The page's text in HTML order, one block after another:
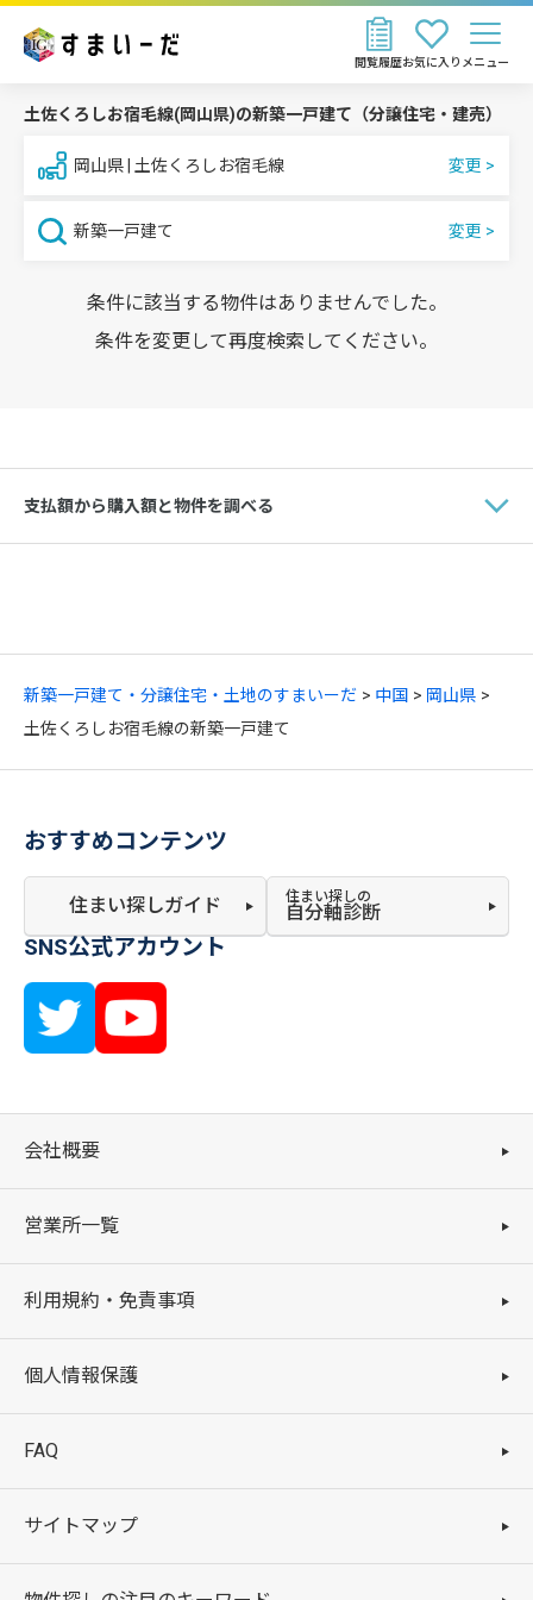
お気に入り
閲覧履歴 メニュー
新築一戸建て・分譲住宅・土地のすまいーだ 中国
岡山県
土佐くろしお宿毛線の新築一戸建て
土佐くろしお宿毛線(岡山県)の新築一戸建て（分譲住宅・建売）
岡山県 | 土佐くろしお宿毛線
新築一戸建て
条件に該当する物件はありませんでした。
条件を変更して再度検索してください。
支払額から購入額と物件を調べる
おすすめコンテンツ
住まい探しガイド 住まい探しの
自分軸診断
SNS公式アカウント
会社概要
営業所一覧
利用規約・免責事項
個人情報保護
FAQ
サイトマップ